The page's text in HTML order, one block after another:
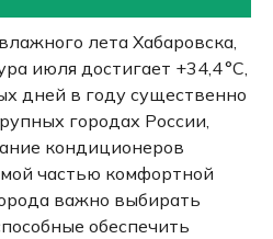
лета Хабаровска,
июля достигает +34,4 °C,
дней в году существенно
городах России,
кондиционеров
частью комфортной
важно выбирать
обеспечить